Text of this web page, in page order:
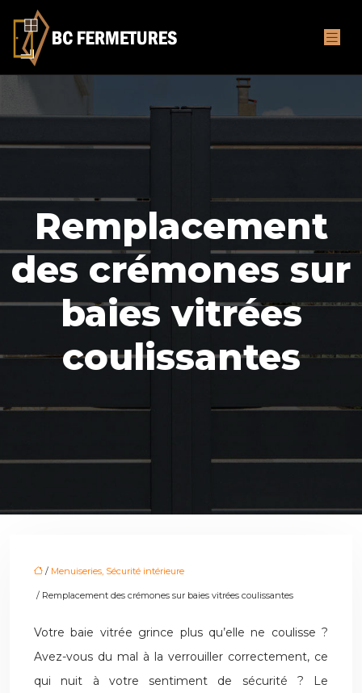
Remplacement
des crémones sur
baies vitrées
coulissantes
/ Menuiseries, Sécurité intérieure
/ Remplacement des crémones sur baies vitrées coulissantes
Votre baie vitrée grince plus qu’elle ne coulisse ?
Avez-vous du mal à la verrouiller correctement, ce
qui nuit à votre sentiment de sécurité ? Le